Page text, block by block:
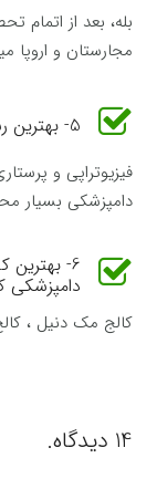
بله، بعد از اتمام
مجارستان و اروپا
5- بهترین رشته پیراپزشکی مجارستان کدام است؟
فیزیوتراپی و
دامپزشکی بسیار
6-
دامپزشکی
کالج مک دنیل ،
14 دیدگاه.